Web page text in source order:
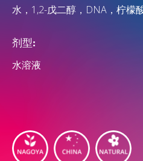
水，1,2-戊二醇，DNA，柠檬
剂型:
水溶液